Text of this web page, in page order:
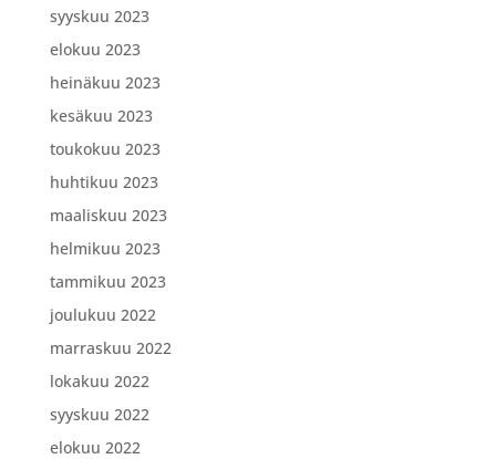
syyskuu 2023
elokuu 2023
heinäkuu 2023
kesäkuu 2023
toukokuu 2023
huhtikuu 2023
maaliskuu 2023
helmikuu 2023
tammikuu 2023
joulukuu 2022
marraskuu 2022
lokakuu 2022
syyskuu 2022
elokuu 2022